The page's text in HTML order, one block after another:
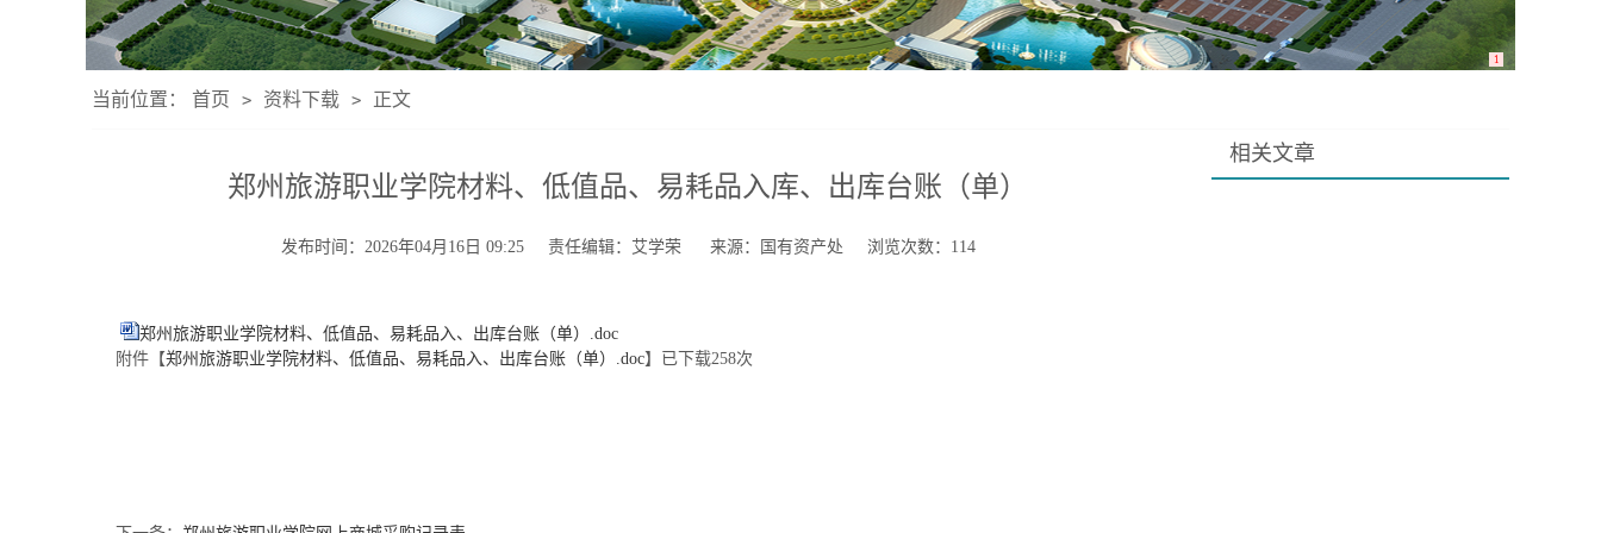
1
当前位置： 首页 > 资料下载 > 正文
郑州旅游职业学院材料、低值品、易耗品入库、出库台账（单）
发布时间：2026年04月16日 09:25 责任编辑：艾学荣 来源：国有资产处 浏览次数： 114
郑州旅游职业学院材料、低值品、易耗品入、出库台账（单）.doc
附件【郑州旅游职业学院材料、低值品、易耗品入、出库台账（单）.doc】已下载258次
相关文章